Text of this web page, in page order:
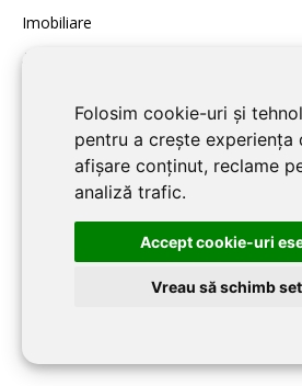
Folosim cookie-uri și
pentru a crește experiența
afișare conținut, reclame
analiză trafic.
Accept cookie-uri
Vreau să schimb
Imobiliare
Articole de specialitate
INFORMATII UTILE:
Modele de contracte